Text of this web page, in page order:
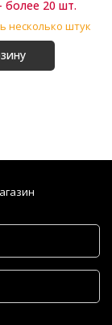
более 20 шт.
несколько штук